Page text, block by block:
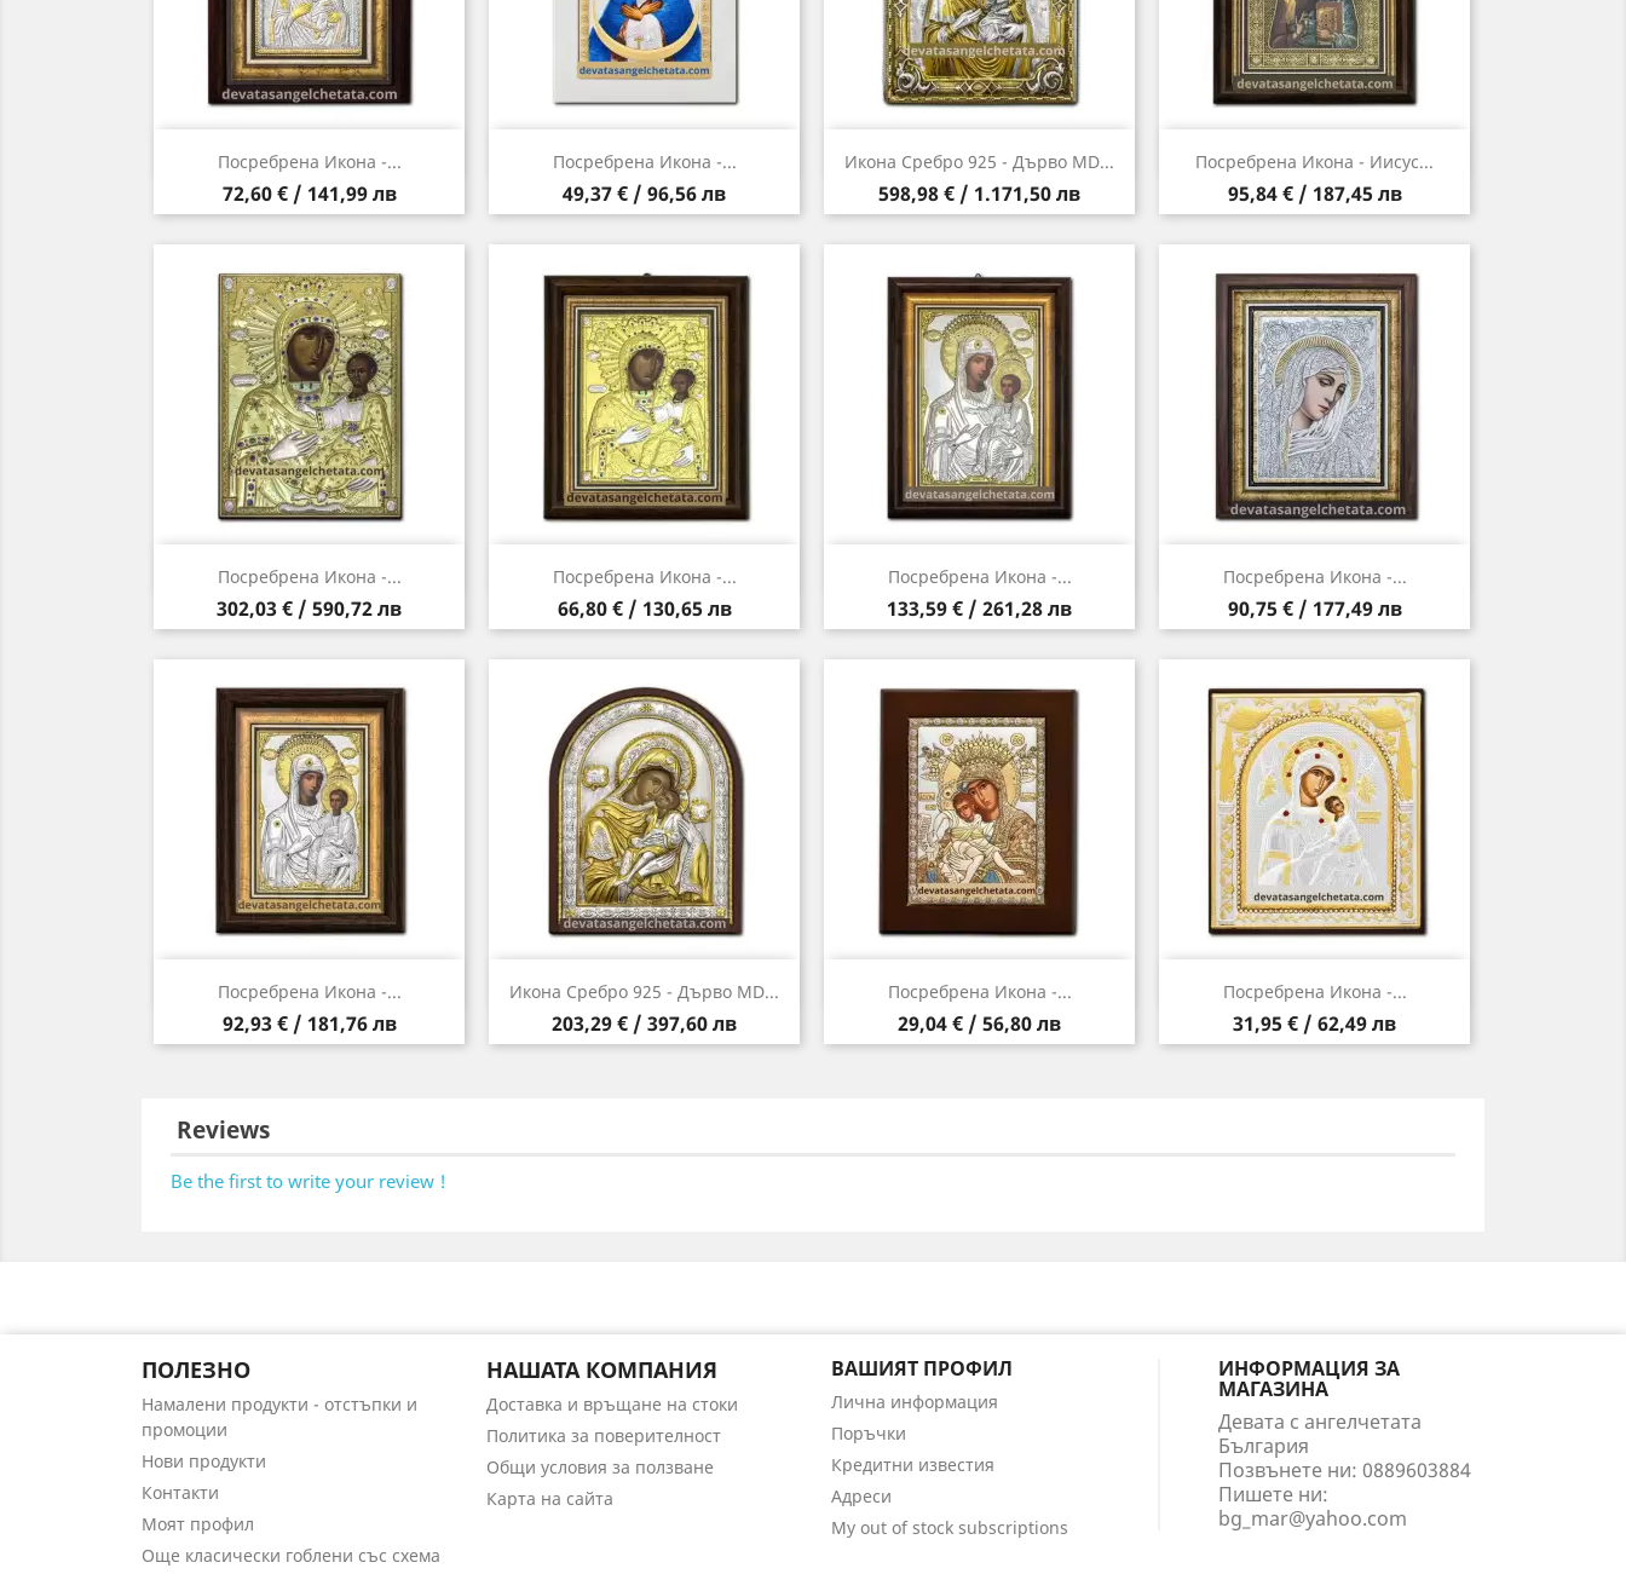
Посребрена Икона -...
Цена
72,60 € / 141,99 лв
Бърз преглед Посребрена Икона -...
Цена
49,37 € / 96,56 лв
Бърз преглед Икона Сребро 925 - Дърво MD...
Цена
598,98 € / 1.171,50 лв
Бърз преглед Посребрена Икона - Иисус...
Цена
95,84 € / 187,45 лв
Бърз преглед
Посребрена Икона -...
Цена
302,03 € / 590,72 лв
Бърз преглед Посребрена Икона -...
Цена
66,80 € / 130,65 лв
Бърз преглед Посребрена Икона -...
Цена
133,59 € / 261,28 лв
Бърз преглед Посребрена Икона -...
Цена
90,75 € / 177,49 лв
Бърз преглед
Посребрена Икона -...
Цена
92,93 € / 181,76 лв
Бърз преглед Икона Сребро 925 - Дърво MD...
Цена
203,29 € / 397,60 лв
Бърз преглед Посребрена Икона -...
Цена
29,04 € / 56,80 лв
Бърз преглед Посребрена Икона -...
Цена
31,95 € / 62,49 лв
Бърз преглед
Reviews
Be the first to write your review !
ПОЛЕЗНО
Намалени продукти - отстъпки и
промоции
Нови продукти
Контакти
Моят профил
Още класически гоблени със схема
НАШАТА КОМПАНИЯ
Доставка и връщане на стоки
Политика за поверителност
Общи условия за ползване
Карта на сайта
ВАШИЯТ ПРОФИЛ
Лична информация
Поръчки
Кредитни известия
Адреси
My out of stock subscriptions
ИНФОРМАЦИЯ ЗА
МАГАЗИНА
Девата с ангелчетата
България
Позвънете ни: 0889603884
Пишете ни:
bg_mar@yahoo.com